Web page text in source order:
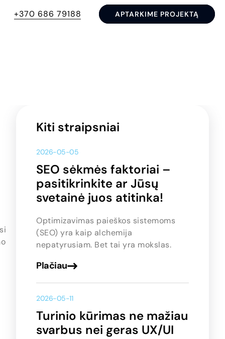
+370 686 79188 APTARKIME PROJEKTĄ
Kiti straipsniai
2026-05-05
SEO sėkmės faktoriai –
pasitikrinkite ar Jūsų
svetainė juos atitinka!
Optimizavimas paieškos sistemoms
(SEO) yra kaip alchemija
nepatyrusiam. Bet tai yra mokslas.
Plačiau
2026-05-11
Turinio kūrimas ne mažiau
svarbus nei geras UX/UI